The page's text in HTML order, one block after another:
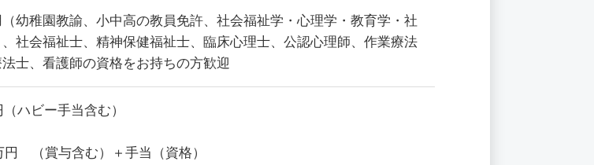
幼稚園教諭、小中高の教員免許、社会福祉学・心理学・教育学・社
社会福祉士、精神保健福祉士、臨床心理士、公認心理師、作業療法
士、看護師の資格をお持ちの方歓迎
ハビー手当含む）
（賞与含む）＋手当（資格）